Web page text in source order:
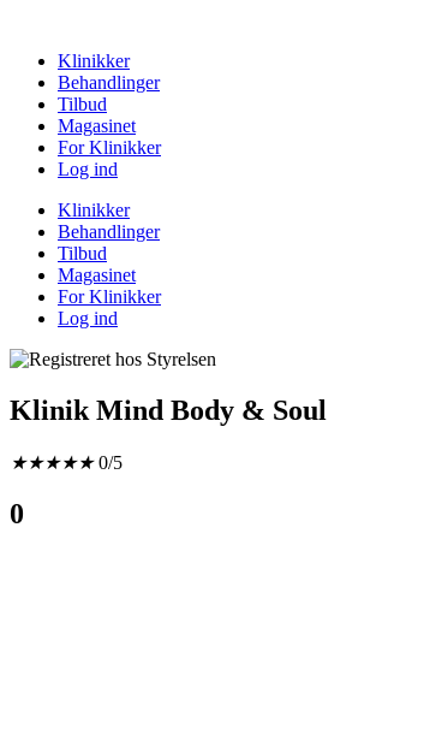
Klinikker
Behandlinger
Tilbud
Magasinet
For Klinikker
Log ind
Klinikker
Behandlinger
Tilbud
Magasinet
For Klinikker
Log ind
Klinik Mind Body & Soul
★★★★★ 0/5
0